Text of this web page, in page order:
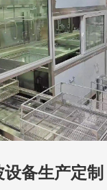
备生产定制